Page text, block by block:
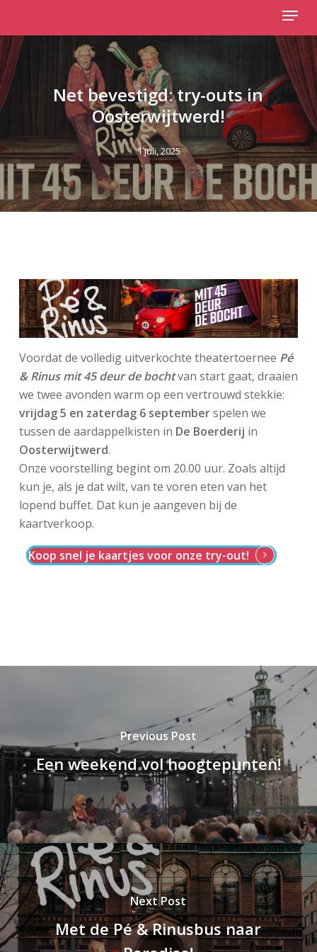
main
content
Menu
Net bevestigd: try-outs in
Oosterwijtwerd!
1 juli, 2025
Voordat de volledig uitverkochte theatertoernee Pé
& Rinus mit 45 deur de bochtvan start gaat, draaien
we twee avonden warm op een vertrouwd stekkie:
vrijdag 5 en zaterdag 6 septemberspelen we
tussen de aardappelkisten in De Boerderij in
Oosterwijtwerd.
Onze voorstelling begint om 20.00 uur. Zoals altijd
kun je, als je dat wilt, van te voren eten van het
lopend buffet. Dat kun je aangeven bij de
kaartverkoop.
Koop snel je kaartjes voor onze try-out!
Previous Post
Een weekend vol hoogtepunten!
Next Post
Met de Pé & Rinusbus naar
Close
Menu